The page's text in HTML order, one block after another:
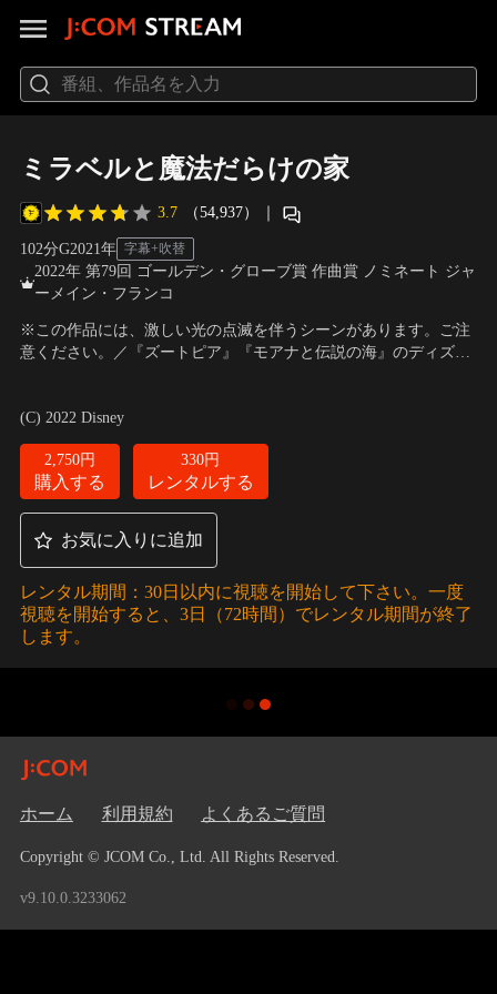
ミラベルと魔法だらけの家
3.7 （54,937） ｜
102分G2021 年 字幕+吹替
2022年 第79回 ゴールデン・グローブ賞 作曲賞 ノミネート ジャ
ーメイン・フランコ
※この作品には、激しい光の点滅を伴うシーンがあります。ご注
意ください。／『ズートピア』『モアナと伝説の海』のディズニ
らけの家に隠された驚くべき秘密とは！？
(C) 2022 Disney
2,750円
購入する
330円
レンタルする
お気に入りに追加
レンタル期間：30日以内に視聴を開始して下さい。一度
視聴を開始すると、3日（72時間）でレンタル期間が終了
します。
ホーム 利用規約 よくあるご質問
Copyright © JCOM Co., Ltd. All Rights Reserved.
v9.10.0.3233062